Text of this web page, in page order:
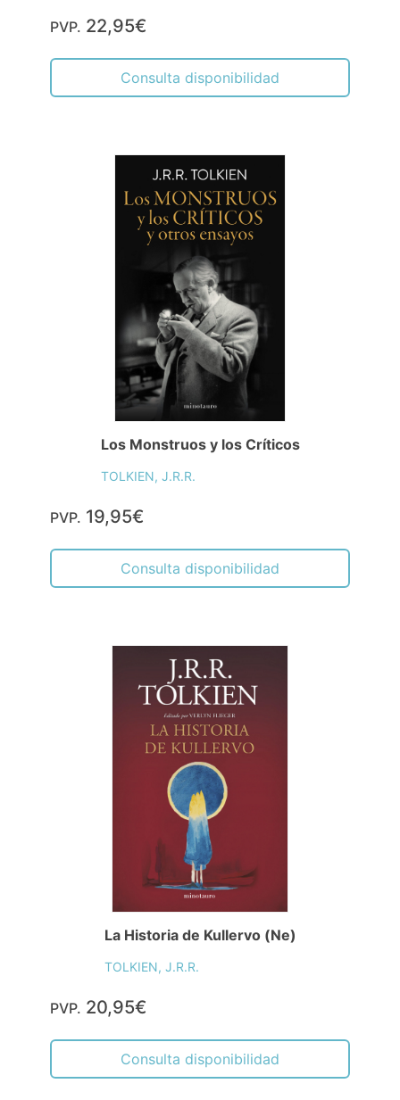
PVP. 22,95€
Consulta disponibilidad
Los Monstruos y los Críticos
TOLKIEN, J.R.R.
PVP. 19,95€
Consulta disponibilidad
La Historia de Kullervo (Ne)
TOLKIEN, J.R.R.
PVP. 20,95€
Consulta disponibilidad